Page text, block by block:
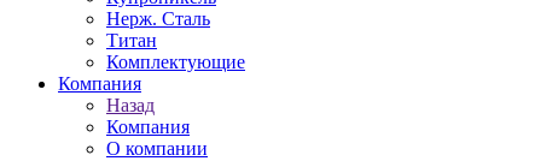
Нерж. Сталь
Титан
Комплектующие
Компания
Назад
Компания
О компании